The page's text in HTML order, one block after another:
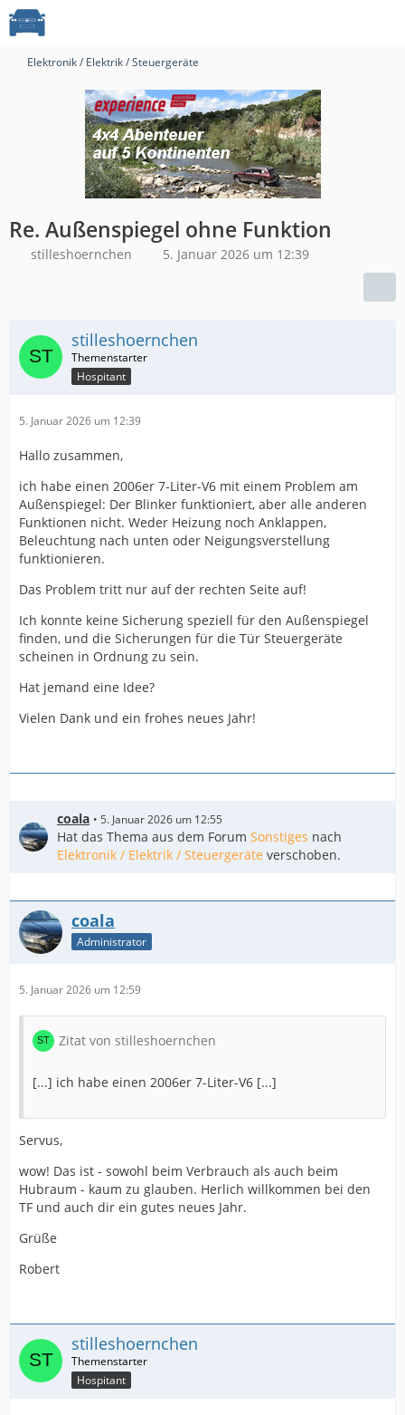
Elektronik / Elektrik / Steuergeräte
Re. Außenspiegel ohne Funktion
stilleshoernchen 5. Januar 2026 um 12:39
stilleshoernchen
Hospitant
5. Januar 2026 um 12:39
Hallo zusammen,
ich habe einen 2006er 7-Liter-V6 mit einem Problem am
Außenspiegel: Der Blinker funktioniert, aber alle anderen
Funktionen nicht. Weder Heizung noch Anklappen,
Beleuchtung nach unten oder Neigungsverstellung
funktionieren.
Das Problem tritt nur auf der rechten Seite auf!
Ich konnte keine Sicherung speziell für den Außenspiegel
finden, und die Sicherungen für die Tür Steuergeräte
scheinen in Ordnung zu sein.
Hat jemand eine Idee?
Vielen Dank und ein frohes neues Jahr!
coala 5. Januar 2026 um 12:55
Hat das Thema aus dem Forum Sonstiges nach
Elektronik / Elektrik / Steuergeräte verschoben.
coala
Administrator
5. Januar 2026 um 12:59
Zitat von stilleshoernchen
[...] ich habe einen 2006er 7-Liter-V6 [...]
Servus,
wow! Das ist - sowohl beim Verbrauch als auch beim
Hubraum - kaum zu glauben. Herlich willkommen bei den
TF und auch dir ein gutes neues Jahr.
Grüße
Robert
stilleshoernchen
Hospitant